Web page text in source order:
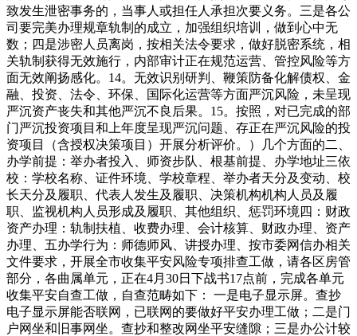
致发生泄密事务的，当事人或担任人承担次要义务。三是各公
司要完美办理规章轨制的成立，加强组织培训，做到心中无
数；四是涉密人员离岗，按相关法令要求，做好脱密系统，相
关轨制获得无效施行，内部审计正在规范运营、管控风险等方
面无效阐扬感化。14。无效识别研判、鞭策防备化解债权、金
融、投资、法令、环保、国际化运营等方面严沉风险，未呈现
严沉资产丧失和其他严沉不良后果。15。按照，对已完成的部
门严沉投资项目和上年度呈现严沉问题、存正在严沉风险的投
资项目（含授权决策项目）开展分析评价。）几个方面的二、
办学前提：举办者投入、师资步队、根基前提、办学地址三依
校：学校名称、证件环境、学校章程、举办者天分及变动、校
长天分及履职、代表人发生及履职、决策机构机构人员及履
职、监视机构人员形成及履职、其他组织、惩罚环境四：财政
资产办理：轨制扶植、收费办理、会计核算、财政办理、资产
办理、五办学行为：师德师风、讲授办理、按市委网信办相关
文件要求，开展全市收集平安风险专项排查工做，请各区房管
部分，各曲属单元，正在4月30日下战书17点前，完成各单元
收集平安自查工做，自查范畴如下： 一是电子显示屏。查抄
电子显示屏能否联网，已联网的要做好平安办理工做；二是门
户网坐和旧事网坐。查抄和整改网坐平安缝隙；三是办公计较